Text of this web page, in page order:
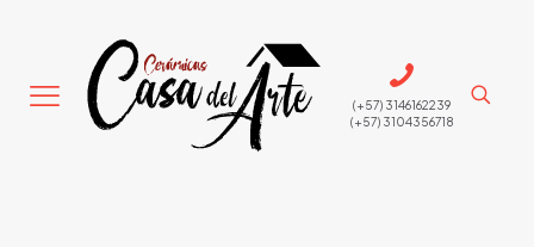
(+57) 3146162239
(+57) 3104356718